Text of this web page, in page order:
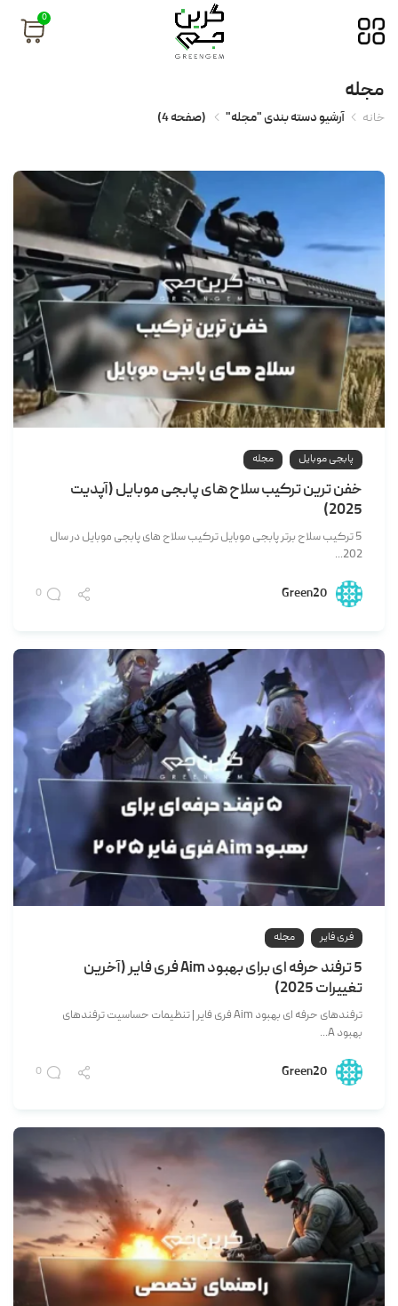
0
مجله
خانه آرشیو دسته بندی "مجله" (صفحه 4 )
پابجی موبایل مجله
خفن ترین ترکیب سلاح های پابجی موبایل (آپدیت
2025)
5 ترکیب سلاح برتر پابجی موبایل ترکیب سلاح های پابجی موبایل در سال
202...
Green20
0
فری فایر مجله
5 ترفند حرفه ای برای بهبود Aim فری فایر (آخرین
تغییرات 2025)
ترفندهای حرفه ای بهبود Aim فری فایر | تنظیمات حساسیت ترفندهای
بهبود A...
Green20
0